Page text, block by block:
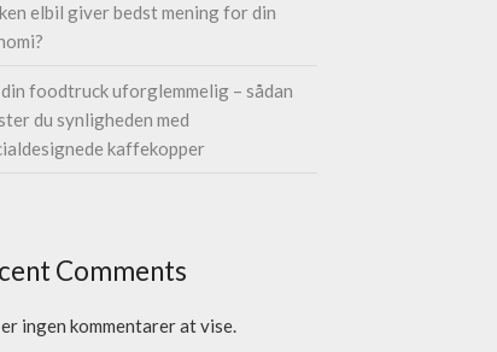
elbil giver bedst mening for din
foodtruck uforglemmelig – sådan
du synligheden med
kaffekopper
Comments
ingen kommentarer at vise.